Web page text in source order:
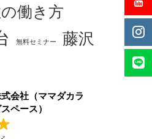
働き方
無料セミナー 藤沢
会社（ママダカラ
ペース）